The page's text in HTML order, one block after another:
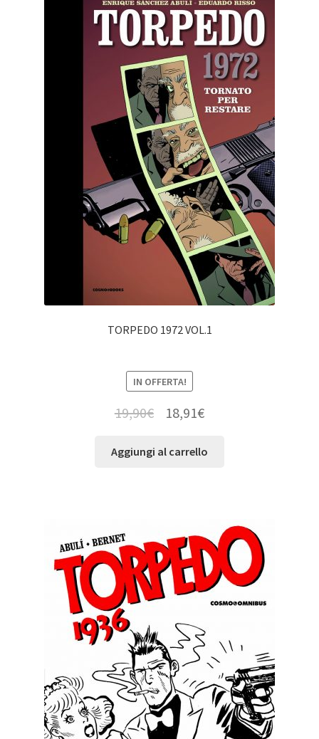
TORPEDO 1972 VOL.1
IN OFFERTA!
19,90€ 18,91€
Aggiungi al carrello